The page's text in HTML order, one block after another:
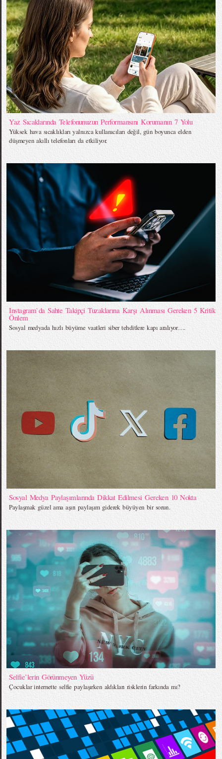
Yaz Sıcaklarında Telefonunuzun Performansını Korumanın 7 Yolu
Yüksek hava sıcaklıkları yalnızca kullanıcıları değil, gün boyunca elden
düşmeyen akıllı telefonları da etkiliyor.
Instagram`da Sahte Takipçi Tuzaklarına Karşı Alınması Gereken 5 Kritik
Önlem
Sosyal medyada hızlı büyüme vaatleri siber tehditlere kapı aralıyor….
Sosyal Medya Paylaşımlarında Dikkat Edilmesi Gereken 10 Nokta
Paylaşmak güzel ama aşırı paylaşım giderek büyüyen bir sorun.
Selfie’lerin Görünmeyen Yüzü
Çocuklar internette selfie paylaşırken aldıkları risklerin farkında mı?